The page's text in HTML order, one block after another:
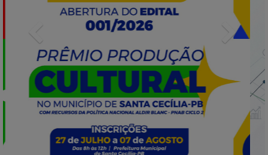
Previous